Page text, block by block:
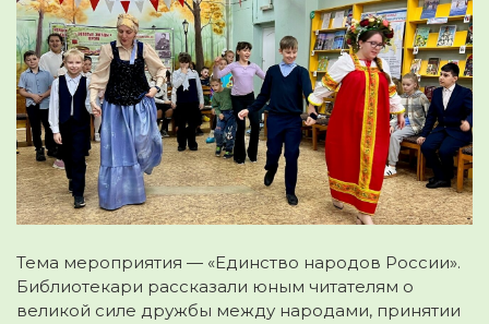
Тема мероприятия — «Единство народов России».
Библиотекари рассказали юным читателям о
великой силе дружбы между народами, принятии